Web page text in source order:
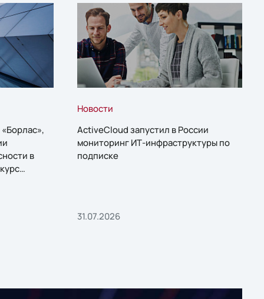
в
Новости
ActiveCloud запустил в России
мониторинг ИТ-инфраструктуры по
подписке
31.07.2026